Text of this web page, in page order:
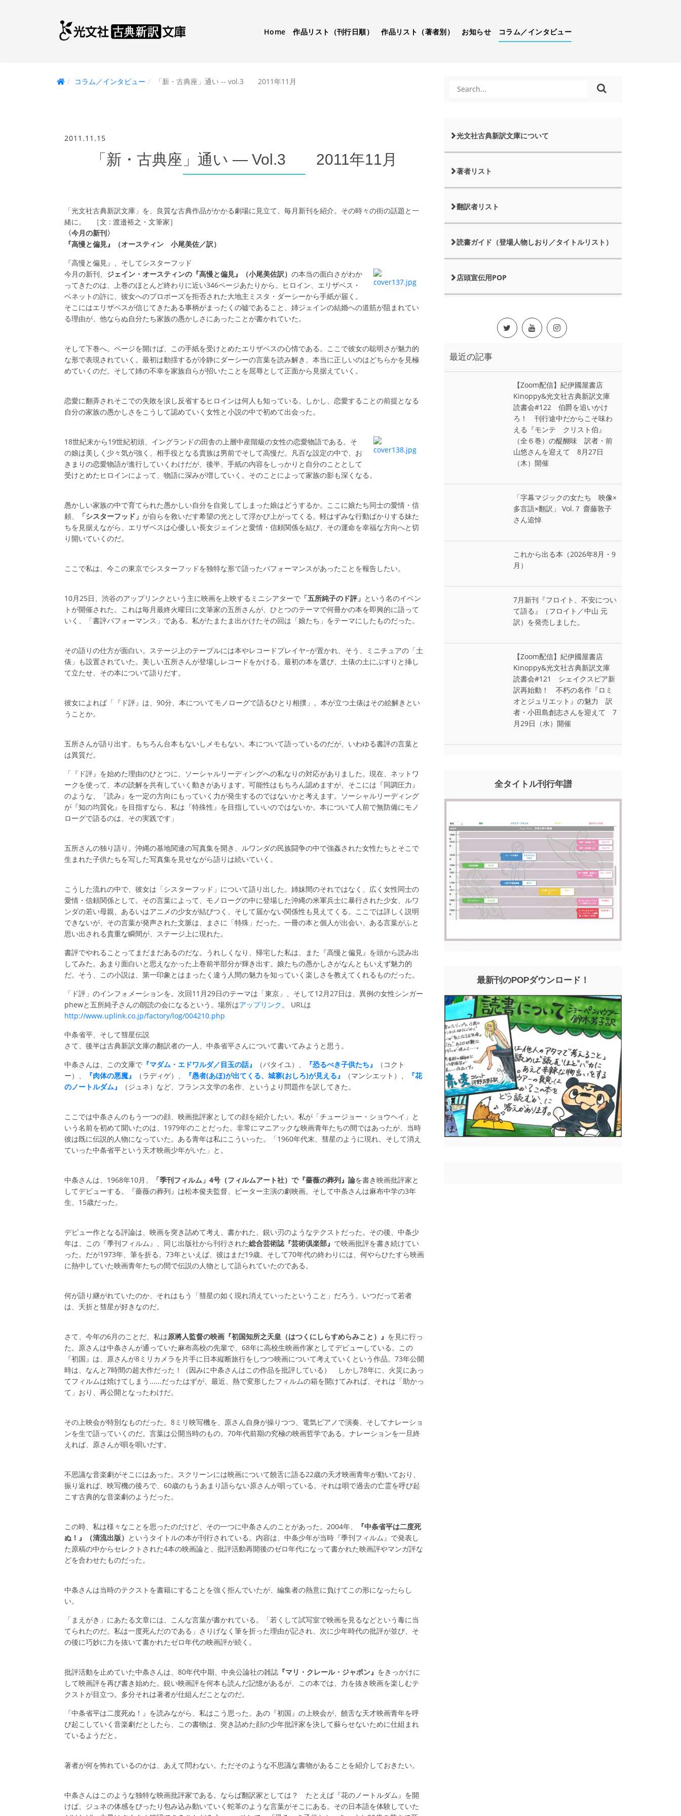
Home 作品リスト（刊行日順） 作品リスト（著者別） お知らせ コラム／インタビュー
コラム／インタビュー 「新・古典座」通い -- vol.3 2011年11月
2011.11.15
「新・古典座」通い — Vol.3 2011年11月
「光文社古典新訳文庫」を、良質な古典作品がかかる劇場に見立て、毎月新刊を紹介。その時々の街の話題と一
緒に。 ［文 : 渡邉裕之・文筆家］
〈今月の新刊〉
『高慢と偏見』（オースティン 小尾美佐／訳）
『高慢と偏見』、そしてシスターフッド
今月の新刊、 ジェイン・オースティンの『高慢と偏見』（小尾美佐訳） の本当の面白さがわか
ってきたのは、上巻のほとんど終わりに近い346ページあたりから。ヒロイン、エリザベス・
ベネットの許に、彼女へのプロポーズを拒否された大地主ミスタ・ダーシーから手紙が届く。
そこにはエリザベスが信じてきたある事柄がまったくの嘘であること、姉ジェインの結婚への道筋が阻まれてい
る理由が、他ならぬ自分たち家族の愚かしさにあったことが書かれていた。
そして下巻へ。ページを開けば、この手紙を受けとめたエリザベスの心情である。ここで彼女の聡明さが魅力的
な形で表現されていく。最初は動揺するが冷静にダーシーの言葉を読み解き、本当に正しいのはどちらかを見極
めていくのだ。そして姉の不幸を家族自らが招いたことを屈辱として正面から見据えていく。
恋愛に翻弄されそこでの失敗を涙し反省するヒロインは何人も知っている。しかし、恋愛することの前提となる
自分の家族の愚かしさをこうして認めていく女性と小説の中で初めて出会った。
18世紀末から19世紀初頭、イングランドの田舎の上層中産階級の女性の恋愛物語である。そ
の娘は美しく少々気が強く、相手役となる貴族は男前でそして高慢だ。凡百な設定の中で、お
きまりの恋愛物語が進行していくわけだが、後半、手紙の内容をしっかりと自分のこととして
受けとめたヒロインによって、物語に深みが増していく。そのことによって家族の影も深くなる。
愚かしい家族の中で育てられた愚かしい自分を自覚してしまった娘はどうするか。ここに娘たち同士の愛情・信
頼、
「シスターフッド」 が自らを救いだす希望の光として浮かび上がってくる。軽はずみな行動ばかりする妹た
ちを見据えながら、エリザベスは心優しい長女ジェインと愛情・信頼関係を結び、その運命を幸福な方向へと切
り開いていくのだ。
ここで私は、今この東京でシスターフッドを独特な形で語ったパフォーマンスがあったことを報告したい。
10月25日、渋谷のアップリンクという主に映画を上映するミニシアターで 「五所純子のド評」 という名のイベン
トが開催された。これは毎月最終火曜日に文筆家の五所さんが、ひとつのテーマで何冊かの本を即興的に語って
いく、「書評パフォーマンス」である。私がたまたま出かけたその回は「娘たち」をテーマにしたものだった。
その語りの仕方が面白い。ステージ上のテーブルには本やレコードプレイヤ−が置かれ、そう、ミニチュアの「土
俵」も設置されていた。美しい五所さんが登場しレコードをかける。最初の本を選び、土俵の土にぶすりと挿し
て立たせ、その本について語りだす。
彼女によれば「『ド評』は、90分、本についてモノローグで語るひとり相撲」。本が立つ土俵はその絵解きとい
うことか。
五所さんが語り出す。もちろん台本もないしメモもない。本について語っているのだが、いわゆる書評の言葉と
は異質だ。
「『ド評』を始めた理由のひとつに、ソーシャルリーディングへの私なりの対応がありました。現在、ネットワ
ークを使って、本の読解を共有していく動きがあります。可能性はもちろん認めますが、そこには『同調圧力』
のような、『読み』を一定の方向にもっていく力が発生するのではないかと考えます。ソーシャルリーディング
が『知の均質化』を目指すなら、私は『特殊性』を目指していいのではないか。本について人前で無防備にモノ
ローグで語るのは、その実践です」
五所さんの独り語り。沖縄の基地関連の写真集を開き、ルワンダの民族闘争の中で強姦された女性たちとそこで
生まれた子供たちを写した写真集を見せながら語りは続いていく。
こうした流れの中で、彼女は「シスターフッド」について語り出した。姉妹間のそれではなく、広く女性同士の
愛情・信頼関係として。その言葉によって、モノローグの中に登場した沖縄の米軍兵士に暴行された少女、ルワ
ンダの若い母親、あるいはアニメの少女が結びつく、そして届かない関係性も見えてくる。ここでは詳しく説明
できないが、その言葉が発声された文脈は、まさに「特殊」だった。一冊の本と個人が出会い、ある言葉がふと
思い出される貴重な瞬間が、ステージ上に現れた。
書評でやれることってまだまだあるのだな。うれしくなり、帰宅した私は、また『高慢と偏見』を頭から読み出
してみた。あまり面白いと思えなかった上巻前半部分が輝き出す。娘たちの愚かしさがなんともいえず魅力的
だ。そう、この小説は、第一印象とはまったく違う人間の魅力を知っていく楽しさを教えてくれるものだった。
「ド評」のインフォメーションを。次回11月29日のテーマは「東京」、そして12月27日は、異例の女性シンガー
phewと五所純子さんの朗読の会になるという。場所はアップリンク。 URLは
http://www.uplink.co.jp/factory/log/004210.php
中条省平、そして彗星伝説
さて、後半は古典新訳文庫の翻訳者の一人、中条省平さんについて書いてみようと思う。
中条さんは、この文庫で 『マダム・エドワルダ／目玉の話』 （バタイユ）、 『恐るべき子供たち』
（コクト
ー）、
『肉体の悪魔』 （ラディゲ）、 『愚者(あほ)が出てくる、城寨(おしろ)が見える』 （マンシエット）、
『花
のノートルダム』
（ジュネ）など、フランス文学の名作、というより問題作を訳してきた。
ここでは中条さんのもう一つの顔、映画批評家としての顔を紹介したい。私が「チュージョー・ショウヘイ」と
いう名前を初めて聞いたのは、1979年のことだった。非常にマニアックな映画青年たちの間ではあったが、当時
彼は既に伝説的人物になっていた。ある青年は私にこういった。「1960年代末、彗星のように現れ、そして消え
ていった中条省平という天才映画少年がいた」と。
中条さんは、1968年10月、 「季刊フィルム」4号（フィルムアート社）で『薔薇の葬列』論を書き映画批評家と
してデビューする。『薔薇の葬列』は松本俊夫監督、ピーター主演の劇映画。そして中条さんは麻布中学の3年
生、15歳だった。
デビュー作となる評論は、映画を突き詰めて考え、書かれた、鋭い刃のようなテクストだった。その後、中条少
年は、この『季刊フィルム』、同じ出版社から刊行された総合芸術誌『芸術倶楽部』 で映画批評を書き続けてい
った。だが1973年、筆を折る。73年といえば、彼はまだ19歳。そして70年代の終わりには、何やらひたすら映画
に熱中していた映画青年たちの間で伝説の人物として語られていたのである。
何が語り継がれていたのか、それはもう「彗星の如く現れ消えていったということ」だろう。いつだって若者
は、夭折と彗星が好きなのだ。
さて、今年の6月のことだ、私は原將人監督の映画『初国知所之天皇（はつくにしらすめらみこと）』 を見に行っ
た。原さんは中条さんが通っていた麻布高校の先輩で、68年に高校生映画作家としてデビューしている。この
『初国』は、原さんが8ミリカメラを片手に日本縦断旅行をしつつ映画について考えていくという作品。73年公開
時は、なんと7時間の超大作だった！（因みに中条さんはこの作品を批評している） しかし78年に、火災にあっ
てフィルムは焼けてしまう......だったはずが、最近、熱で変形したフィルムの箱を開けてみれば、それは「助かっ
て」おり、再公開となったわけだ。
その上映会が特別なものだった。8ミリ映写機を、原さん自身が操りつつ、電気ピアノで演奏、そしてナレーショ
ンを生で語っていくのだ。言葉は公開当時のもの。70年代前期の究極の映画哲学である。ナレーションを一旦終
えれば、原さんが唄を唄いだす。
不思議な音楽劇がそこにはあった。スクリーンには映画について饒舌に語る22歳の天才映画青年が動いており、
振り返れば、映写機の後ろで、60歳のもうあまり語らない原さんが唄っている。それは唄で過去の亡霊を呼び起
こす古典的な音楽劇のようだった。
この時、私は様々なことを思ったのだけど、その一つに中条さんのことがあった。2004年、
『中条省平は二度死
ぬ！』（清流出版） というタイトルの本が刊行されている。内容は、中条少年が当時『季刊フィルム』で発表し
た原稿の中からセレクトされた4本の映画論と、批評活動再開後のゼロ年代になって書かれた映画評やマンガ評な
どを合わせたものだった。
中条さんは当時のテクストを書籍にすることを強く拒んでいたが、編集者の熱意に負けてこの形になったらし
い。
「まえがき」にあたる文章には、こんな言葉が書かれている。「若くして試写室で映画を見るなどという毒に当
てられたのだ。私は一度死んだのである」さりげなく筆を折った理由が記され、次に少年時代の批評が並び、そ
の後に巧妙に力を抜いて書かれたゼロ年代の映画評が続く。
批評活動を止めていた中条さんは、80年代中期、中央公論社の雑誌 『マリ・クレール・ジャポン』 をきっかけに
して映画評を再び書き始めた。鋭い映画評を何本も読んだ記憶があるが、この本では、力を抜き映画を楽しむテ
クストが目立つ。多分それは著者が仕組んだことなのだ。
『中条省平は二度死ぬ！』を読みながら、私はこう思った。あの『初国』の上映会が、饒舌な天才映画青年を呼
び起こしていく音楽劇だとしたら、この書物は、突き詰めた顔の少年批評家を決して蘇らせないために仕組まれ
ているようだと。
著者が何を怖れているのかは、あえて問わない。ただそのような不思議な書物があることを紹介しておきたい。
中条さんはこのような独特な映画批評家である。ならば翻訳家としては？ たとえば『花のノートルダム』を開
けば、ジュネの体感をぴったり包み込み動いていく蛇革のような言葉がそこにある。その日本語を体験していた
光文社古典新訳文庫について
著者リスト
翻訳者リスト
読書ガイド（登場人物しおり／タイトルリスト）
店頭宣伝用POP
最近の記事
【Zoom配信】紀伊國屋書店
Kinoppy&光文社古典新訳文庫
読書会#122 伯爵を追いかけ
ろ！ 刊行途中だからこそ味わ
える『モンテ゠クリスト伯』
（全６巻）の醍醐味 訳者・前
山悠さんを迎えて 8月27日
（木）開催
「字幕マジックの女たち 映像×
多言語×翻訳」 Vol.７ 齋藤敦子
さん追悼
これから出る本（2026年8月・9
月）
7月新刊『フロイト、不安につい
て語る』（フロイト／中山 元
訳）を発売しました。
【Zoom配信】紀伊國屋書店
Kinoppy&光文社古典新訳文庫
読書会#121 シェイクスピア新
訳再始動！ 不朽の名作『ロミ
オとジュリエット』の魅力 訳
者・小田島創志さんを迎えて 7
月29日（水）開催
全タイトル刊行年譜
最新刊のPOPダウンロード！